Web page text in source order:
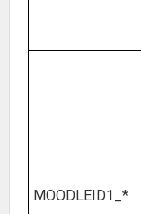
MOODLEID1_*